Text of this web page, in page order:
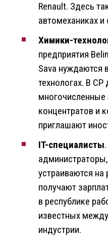
Renault. Здесь
автомеханиках и
Химики-
предприятия
Sava нуждаются
технологах. В СР
концентратов и
приглашают
IT-специалисты
устраиваются на
получают
в республике
известных
индустрии.